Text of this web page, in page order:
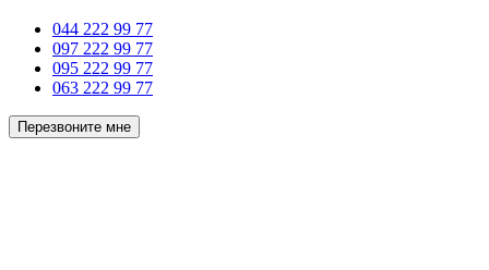
044 222 99 77
097 222 99 77
095 222 99 77
063 222 99 77
Перезвоните мне